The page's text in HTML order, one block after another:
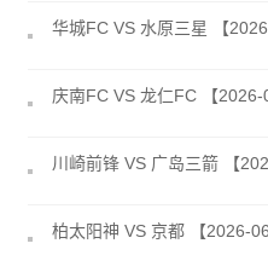
华城FC VS 水原三星 【
庆南FC VS 龙仁FC 【2026-
川崎前锋 VS 广岛三箭 【
柏太阳神 VS 京都 【2026-